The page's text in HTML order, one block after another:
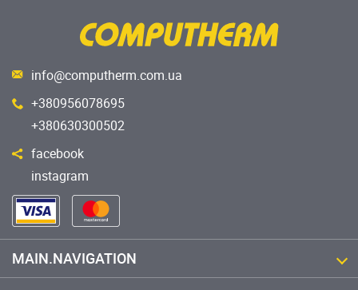
info@computherm.com.ua
+380956078695
+380630300502
facebook
instagram
MAIN.NAVIGATION